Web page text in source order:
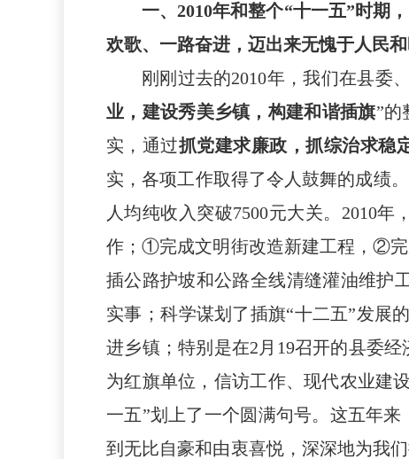
一、2010年和整个“十一五”时期
欢歌、一路奋进，迈出来无愧于人民和
刚刚过去的2010年，我们在县委
业，建设秀美乡镇，构建和谐插旗”的
实，通过抓党建求廉政，抓综治求稳
实，各项工作取得了令人鼓舞的成绩。
人均纯收入突破7500元大关。2010
作；①完成文明街改造新建工程，②
插公路护坡和公路全线清缝灌油维护
实事 ；科学谋划了插旗“十二五”发展
进乡镇；特别是在2月19召开的县委
为红旗单位，信访工作、现代农业建设
一五”划上了一个圆满句号。这五年
到无比自豪和由衷喜悦，深深地为我